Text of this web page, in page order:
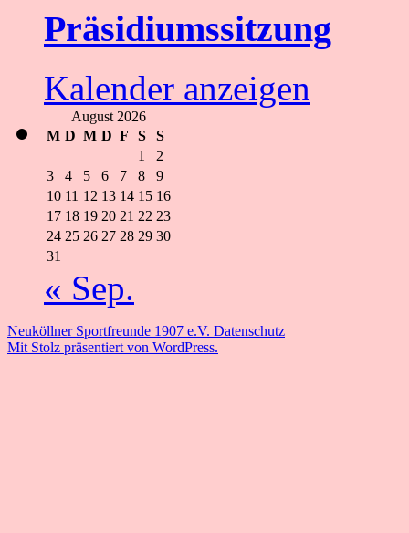
Präsidiumssitzung
Kalender anzeigen
August 2026
M D M D F S
S
1
2
3
4 5 6 7 8
9
10 11 12 13 14 15 16
17 18 19 20 21 22 23
24 25 26 27 28 29 30
31
« Sep.
Neuköllner Sportfreunde 1907 e.V. Datenschutz
Mit Stolz präsentiert von WordPress.